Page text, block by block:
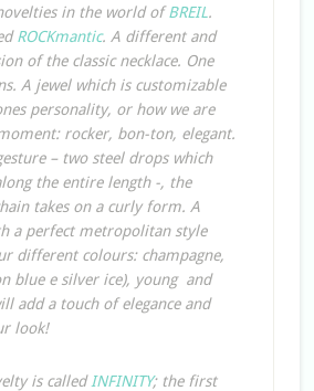
in the world ofBREIL.
ROCKmantic. A different and
of the classic necklace. One
A jewel which is customizable
personality, or how we are
rocker, bon-ton, elegant.
– two steel drops which
the entire length -, the
takes on a curly form. A
a perfect metropolitan style
different colours: champagne,
blue e silver ice), young and
add a touch of elegance and
look!
is called INFINITY; the first